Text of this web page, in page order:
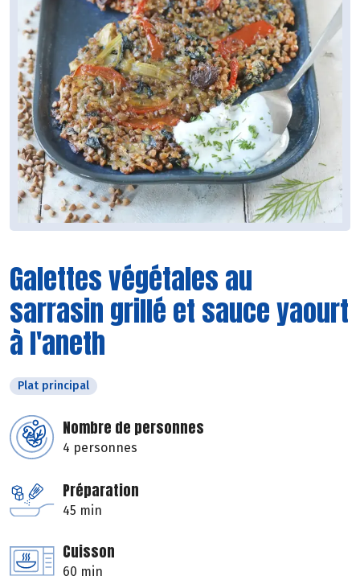
Galettes végétales au
sarrasin grillé et sauce yaourt
à l'aneth
Plat principal
Nombre de personnes
4 personnes
Préparation
45 min
Cuisson
60 min